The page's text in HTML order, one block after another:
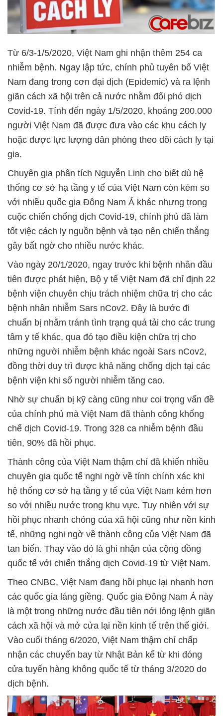
Từ 6/3-1/5/2020, Việt Nam ghi nhận thêm 254 ca
nhiễm bệnh. Ngay lập tức, chính phủ tuyên bố Việt
Nam đang trong cơn đại dịch (Epidemic) và ra lệnh
giãn cách xã hội trên cả nước nhằm đối phó dịch
Covid-19. Tính đến ngày 1/5/2020, khoảng 200.000
người Việt Nam đã được đưa vào các khu cách ly
hoặc được lực lượng dân phòng theo dõi cách ly tại
gia.
Chuyên gia phân tích Nguyễn Linh cho biết dù hệ
thống cơ sở hạ tầng y tế của Việt Nam còn kém so
với nhiều quốc gia Đông Nam Á khác nhưng trong
cuộc chiến chống dịch Covid-19, chính phủ đã làm
tốt việc cách ly nguồn bệnh và tạo nên chiến thắng
gây bất ngờ cho nhiều nước khác.
Vào ngày 20/1/2020, ngay trước khi bệnh nhân đầu
tiên được phát hiện, Bộ y tế Việt Nam đã chỉ định 22
bệnh viện chuyên chịu trách nhiệm chữa trị cho các
bệnh nhân nhiễm Sars nCov2. Đây là bước đi
chuẩn bị nhằm tránh tình trạng quá tải cho các trung
tâm y tế khác, qua đó tạo điều kiện chữa trị cho
những người nhiễm bệnh khác ngoài Sars nCov2,
đồng thời duy trì được khả năng chống dịch tại các
bệnh viện khi số người nhiễm tăng cao.
Nhờ sự chuẩn bị kỹ càng cũng như coi trọng vấn đề
của chính phủ mà Việt Nam đã thành công khống
chế dịch Covid-19. Trong 328 ca nhiễm bệnh đầu
tiên, 90% đã hồi phục.
Thành công của Việt Nam thậm chí đã khiến nhiều
chuyên gia quốc tế nghi ngờ về tính chính xác khi
hệ thống cơ sở hạ tầng y tế của Việt Nam kém hơn
so với nhiều nước trong khu vực. Tuy nhiên với sự
hồi phục nhanh chóng của xã hội cũng như nền kinh
tế, những nghi ngờ về thành công của Việt Nam đã
tan biến. Thay vào đó là ghi nhận của cộng đồng
quốc tế với chiến thắng dịch Covid-19 từ Việt Nam.
Theo CNBC, Việt Nam đang hồi phục lại nhanh hơn
các quốc gia láng giềng. Quốc gia Đông Nam Á này
là một trong những nước đầu tiên nới lỏng lệnh giãn
cách xã hội và mở cửa lại nền kinh tế trên thế giới.
Vào cuối tháng 6/2020, Việt Nam thậm chí chấp
nhận các chuyến bay từ Nhật Bản kể từ khi đóng
cửa tuyến hàng không quốc tế từ tháng 3/2020 do
dịch bệnh.